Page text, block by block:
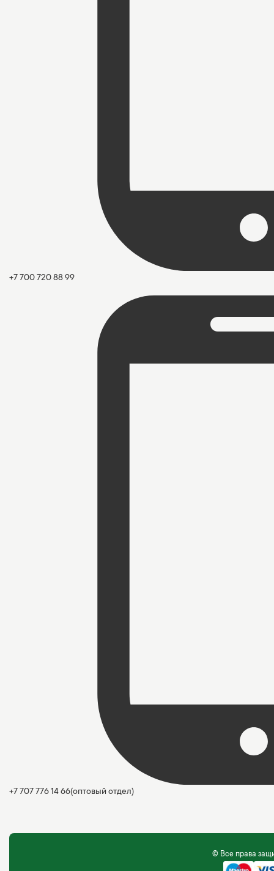
+7 700 720 88 99
+7 707 776 14 66(оптовый отдел)
© Все права